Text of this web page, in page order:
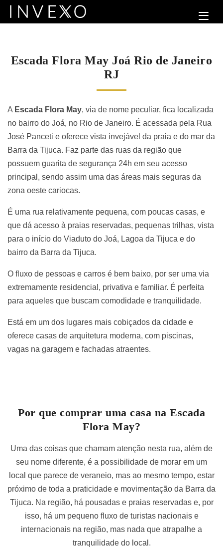
Escada Flora May Joá Rio de Janeiro
RJ
A Escada Flora May, via de nome peculiar, fica localizada
no bairro do Joá, no Rio de Janeiro. É acessada pela Rua
José Panceti e oferece vista invejável da praia e do mar da
Barra da Tijuca. Faz parte das ruas da região que
possuem guarita de segurança 24h em seu acesso
principal, sendo assim uma das áreas mais seguras da
zona oeste cariocas.
É uma rua relativamente pequena, com poucas casas, e
que dá acesso à praias reservadas, pequenas trilhas, vista
para o início do Viaduto do Joá, Lagoa da Tijuca e do
bairro da Barra da Tijuca.
O fluxo de pessoas e carros é bem baixo, por ser uma via
extremamente residencial, privativa e familiar. É perfeita
para aqueles que buscam comodidade e tranquilidade.
Está em um dos lugares mais cobiçados da cidade e
oferece casas de arquitetura moderna, com piscinas,
vagas na garagem e fachadas atraentes.
Por que comprar uma casa na Escada
Flora May?
Uma das coisas que chamam atenção nesta rua, além de
seu nome diferente, é a possibilidade de morar em um
local que parece de veraneio, mas ao mesmo tempo, estar
próximo de toda a praticidade e movimentação da Barra da
Tijuca. Na região, há pousadas e praias reservadas e, por
isso, há um pequeno fluxo de turistas nacionais e
internacionais na região, mas nada que atrapalhe a
tranquilidade do local.